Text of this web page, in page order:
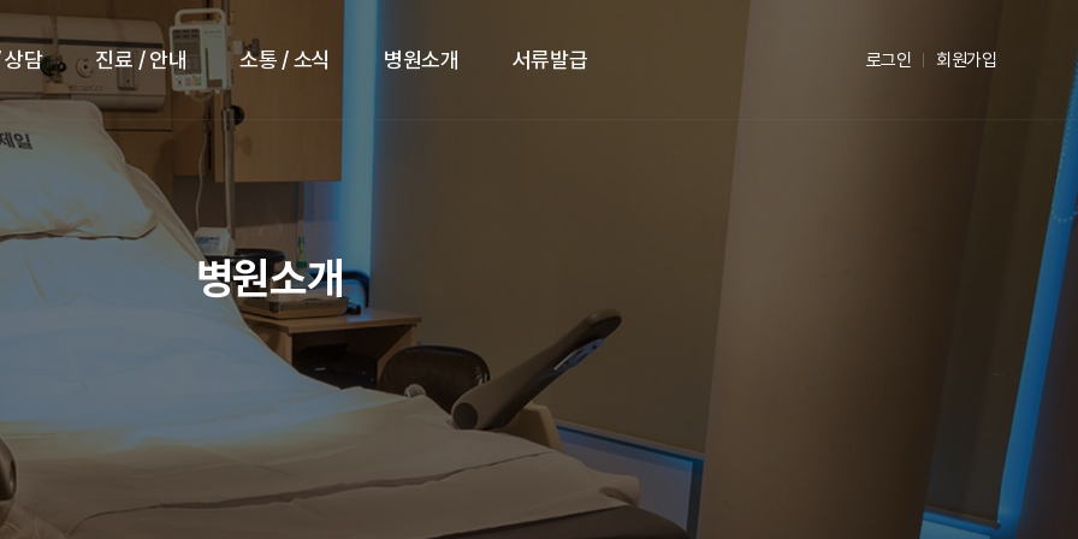
상담 진료 / 안내 소통 / 소식 병원소개 서류발급 로그인 회원가입
병원소개